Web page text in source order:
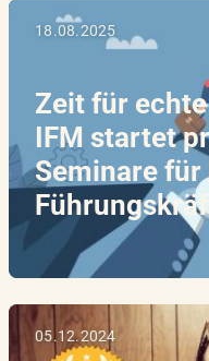
18.08.2025
Zeit für
IFM startet
Seminare für
05.12.2024